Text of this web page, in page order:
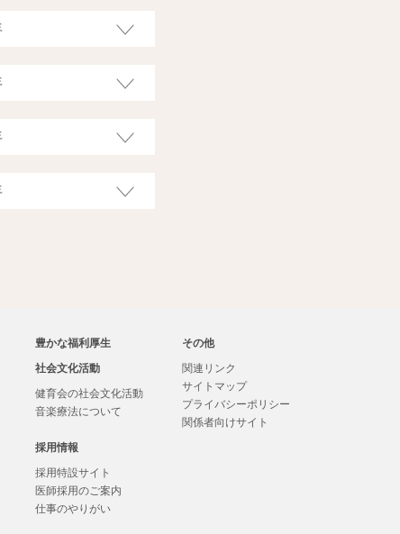
豊かな福利厚生
社会文化活動
健育会の社会文化活動
音楽療法について
採用情報
採用特設サイト
医師採用のご案内
仕事のやりがい
その他
関連リンク
サイトマップ
プライバシーポリシー
関係者向けサイト